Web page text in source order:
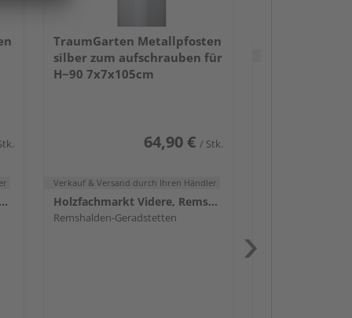
Holzfachmarkt Videre, Remshalden
TraumGarten Metallpfosten
silber zum aufschrauben für
H~90 7x7x105cm
64,90 € / Stk.
Verkauf & Versand durch Ihren Händler
Holzfachmarkt Videre, Remshalden
Remshalden-Geradstetten